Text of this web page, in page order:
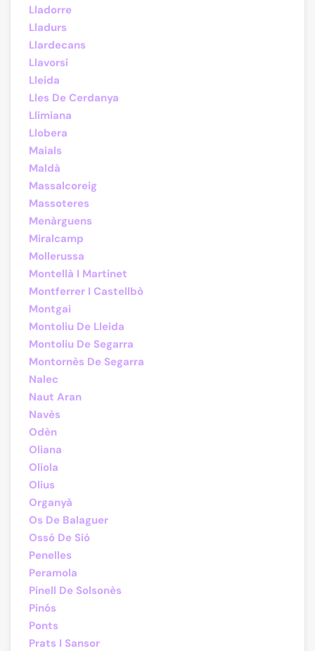
Lladorre
Lladurs
Llardecans
Llavorsí
Lleida
Lles De Cerdanya
Llimiana
Llobera
Maials
Maldà
Massalcoreig
Massoteres
Menàrguens
Miralcamp
Mollerussa
Montellà I Martinet
Montferrer I Castellbò
Montgai
Montoliu De Lleida
Montoliu De Segarra
Montornès De Segarra
Nalec
Naut Aran
Navès
Odèn
Oliana
Oliola
Olius
Organyà
Os De Balaguer
Ossó De Sió
Penelles
Peramola
Pinell De Solsonès
Pinós
Ponts
Prats I Sansor